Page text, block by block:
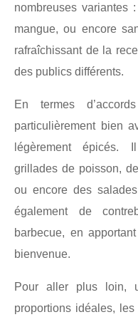
nombreuses variantes
mangue, ou encore
rafraîchissant de la
des publics différents.
En termes
particulièrement bien
légèrement épicés.
grillades de poisson,
ou encore des
également de
barbecue, en
bienvenue.
Pour aller plus loin,
proportions idéales,